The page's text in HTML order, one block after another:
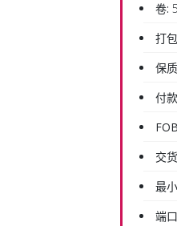
卷:
打
保
付
交
最
端